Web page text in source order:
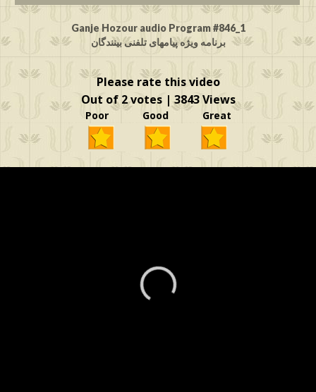
Ganje Hozour audio Program #846_1
برنامه ویژه پیامهای تلفنی بینندگان
Please rate this video
Out of 2 votes | 3843 Views
Poor Good Great